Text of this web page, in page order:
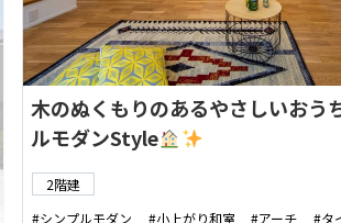
木のぬくもりのあるやさしいおう
ルモダンStyle
2階建
シンプルモダン
小上がり和室 アーチ
タ